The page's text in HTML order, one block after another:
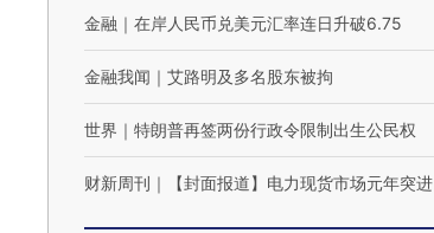
金融 ｜ 在岸人民币兑美元汇率连日升破6.75
金融我闻 ｜ 艾路明及多名股东被拘
世界 ｜ 特朗普再签两份行政令限制出生公民权
财新周刊 ｜ 【封面报道】电力现货市场元年突进